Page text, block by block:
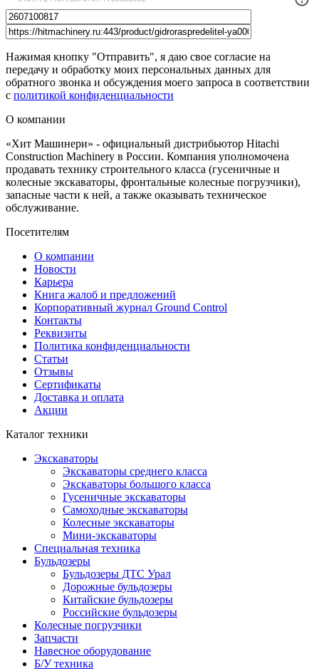
Нажимая кнопку "Отправить", я даю свое согласие на
передачу и обработку моих персональных данных для
обратного звонка и обсуждения моего запроса в соответствии
с политикой конфиденциальности
О компании
«Хит Машинери» - официальный дистрибьютор Hitachi
Construction Machinery в России. Компания уполномочена
продавать технику строительного класса (гусеничные и
колесные экскаваторы, фронтальные колесные погрузчики),
запасные части к ней, а также оказывать техническое
обслуживание.
Посетителям
О компании
Новости
Карьера
Книга жалоб и предложений
Корпоративный журнал Ground Control
Контакты
Реквизиты
Политика конфиденциальности
Статьи
Отзывы
Сертификаты
Доставка и оплата
Акции
Каталог техники
Экскаваторы
Экскаваторы среднего класса
Экскаваторы большого класса
Гусеничные экскаваторы
Самоходные экскаваторы
Колесные экскаваторы
Мини-экскаваторы
Специальная техника
Бульдозеры
Бульдозеры ДТС Урал
Дорожные бульдозеры
Китайские бульдозеры
Российские бульдозеры
Колесные погрузчики
Запчасти
Навесное оборудование
Б/У техника